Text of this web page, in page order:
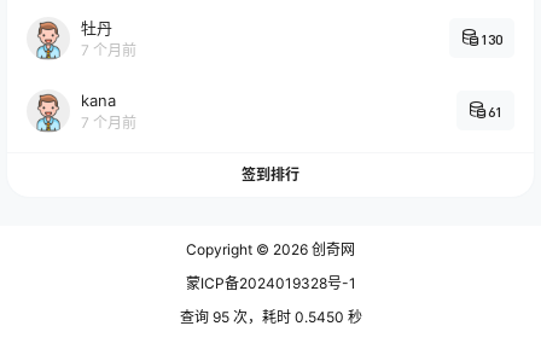
牡丹
7 个月前
130
kana
7 个月前
61
签到排行
Copyright © 2026 创奇网
蒙ICP备2024019328号-1
查询 95 次，耗时 0.5450 秒